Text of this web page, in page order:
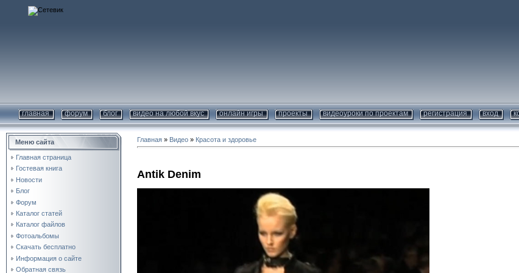
главная форум блог видео на любой вкус онлайн игры проекты видеоуроки по проектам регистрация вход
Меню сайта
Главная страница
Гостевая книга
Новости
Блог
Форум
Каталог статей
Каталог файлов
Фотоальбомы
Скачать бесплатно
Информация о сайте
Обратная связь
Главная » Видео » Красота и здоровье
Antik Denim